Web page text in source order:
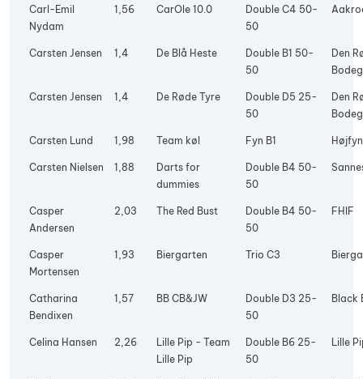
Carl-Emil
Nydam
1,56 CarOle 10.0
Double C4 50-
50
Carsten Jensen 1,4 De Blå Heste
Double B1 50-
50
Den
Carsten Jensen 1,4 De Røde Tyre
Double D5 25-
50
Den
Carsten Lund 1,98 Team køl Fyn B1
Carsten Nielsen 1,88
Darts for
dummies
Double B4 50-
50
Casper
Andersen
2,03 The Red Bust
Double B4 50-
50
FHIF
Casper
Mortensen
1,93 Biergarten Trio C3
Catharina
Bendixen
1,57 BB CB&JW
Double D3 25-
50
Black
Celina Hansen 2,26
Lille Pip - Team
Lille Pip
Double B6 25-
50
Lille